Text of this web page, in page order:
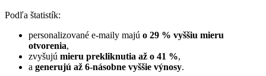
Podľa štatistík:
personalizované e-maily majú o 29 % vyššiu mieru
otvorenia,
zvyšujú mieru prekliknutia až o 41 %,
a generujú až 6-násobne vyššie výnosy.